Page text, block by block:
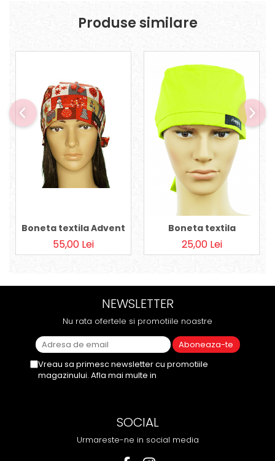
Produse similare
Boneta textila Advent
55,00 Lei
Boneta textila
25,00 Lei
NEWSLETTER
Nu rata ofertele si promotiile noastre
Vreau sa primesc newsletter cu promotiile
magazinului. Afla mai multe in
SOCIAL
Urmareste-ne in social media